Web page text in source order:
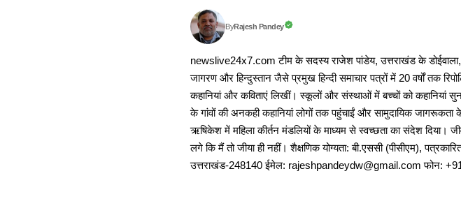
ByRajesh Pandey
newslive24x7.com टीम के सदस्य राजेश पांडेय, उत्तराखंड के
जागरण और हिन्दुस्तान जैसे प्रमुख हिन्दी समाचार पत्रों में 20 वर्षों तक
कहानियां और कविताएं लिखीं। स्कूलों और संस्थाओं में बच्चों को कहानियां
के गांवों की अनकही कहानियां लोगों तक पहुंचाईं और सामुदायिक
ऋषिकेश में महिला कीर्तन मंडलियों के माध्यम से स्वच्छता का संदेश दिया।
लगे कि मैं तो जीया ही नहीं। शैक्षणिक योग्यता: बी.एससी (पीसीएम),
उत्तराखंड-248140 ईमेल: rajeshpandeydw@gmail.com फोन: